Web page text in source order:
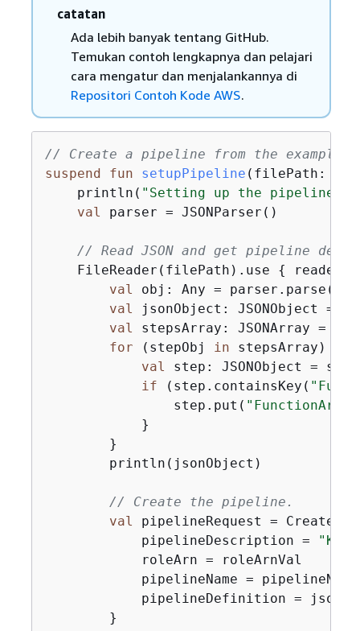
catatan
Ada lebih banyak tentang GitHub.
Temukan contoh lengkapnya dan pelajari
cara mengatur dan menjalankannya di
Repositori Contoh Kode AWS.
// Create a pipeline from the example
suspend
fun setupPipeline (filePath:
    println(
"Setting up the pipeline."
val parser = JSONParser()
// Read JSON and get pipeline
    FileReader(filePath).use
{ reader -
val obj: Any =
val jsonObject: JSONObject =
val stepsArray: JSONArray =
for (stepObj in stepsArray)
val step: JSONObject =
if (step.containsKey(
                step.put(
"FunctionArn"
            }
        }
        println(jsonObject)
// Create the pipeline.
val pipelineRequest =
            pipelineDescription =
            roleArn = roleArnVal
pipelineName =
pipelineDefinition =
        }